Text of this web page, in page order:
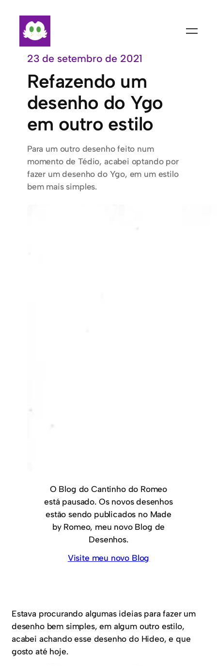
conteúdo
23 de setembro de 2021
Refazendo um
desenho do Ygo
em outro estilo
Para um outro desenho feito num
momento de Tédio, acabei optando por
fazer um desenho do Ygo, em um estilo
bem mais simples.
O Blog do Cantinho do Romeo
está pausado. Os novos desenhos
estão sendo publicados no Made
by Romeo, meu novo Blog de
Desenhos.
Visite meu novo Blog
Estava procurando algumas ideias para fazer um
desenho bem simples, em algum outro estilo,
acabei achando esse desenho do Hideo, e que
gosto até hoje.